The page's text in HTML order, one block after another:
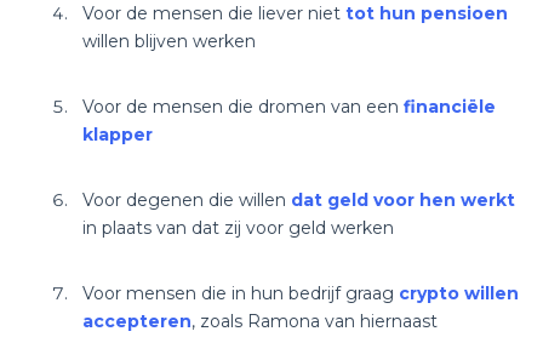
Voor de mensen die liever niet tot hun pensioen
willen blijven werken
Voor de mensen die dromen van een financiële
klapper
Voor degenen die willen dat geld voor hen werkt
in plaats van dat zij voor geld werken
Voor mensen die in hun bedrijf graag crypto willen
accepteren, zoals Ramona van hiernaast